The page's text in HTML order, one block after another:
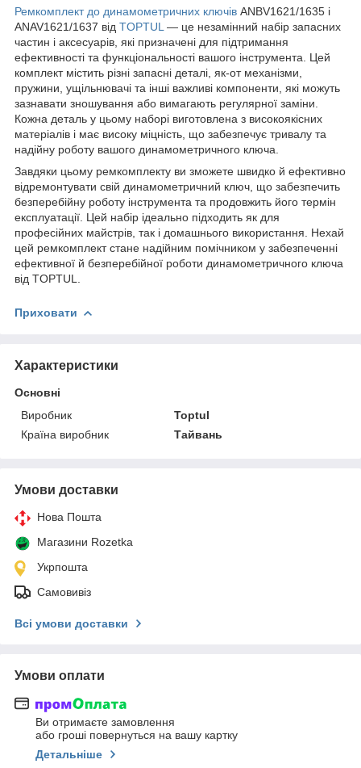
Ремкомплект до динамометричних ключів ANBV1621/1635 і
ANAV1621/1637 від TOPTUL — це незамінний набір запасних
частин і аксесуарів, які призначені для підтримання
ефективності та функціональності вашого інструмента. Цей
комплект містить різні запасні деталі, як-от механізми,
пружини, ущільнювачі та інші важливі компоненти, які можуть
зазнавати зношування або вимагають регулярної заміни.
Кожна деталь у цьому наборі виготовлена з високоякісних
матеріалів і має високу міцність, що забезпечує тривалу та
надійну роботу вашого динамометричного ключа.
Завдяки цьому ремкомплекту ви зможете швидко й ефективно
відремонтувати свій динамометричний ключ, що забезпечить
безперебійну роботу інструмента та продовжить його термін
експлуатації. Цей набір ідеально підходить як для
професійних майстрів, так і домашнього використання. Нехай
цей ремкомплект стане надійним помічником у забезпеченні
ефективної й безперебійної роботи динамометричного ключа
від TOPTUL.
Приховати
Характеристики
Основні
Виробник
Toptul
Країна виробник
Тайвань
Умови доставки
Нова Пошта
Магазини Rozetka
Укрпошта
Самовивіз
Всі умови доставки
Умови оплати
Ви отримаєте замовлення
або гроші повернуться на вашу картку
Детальніше